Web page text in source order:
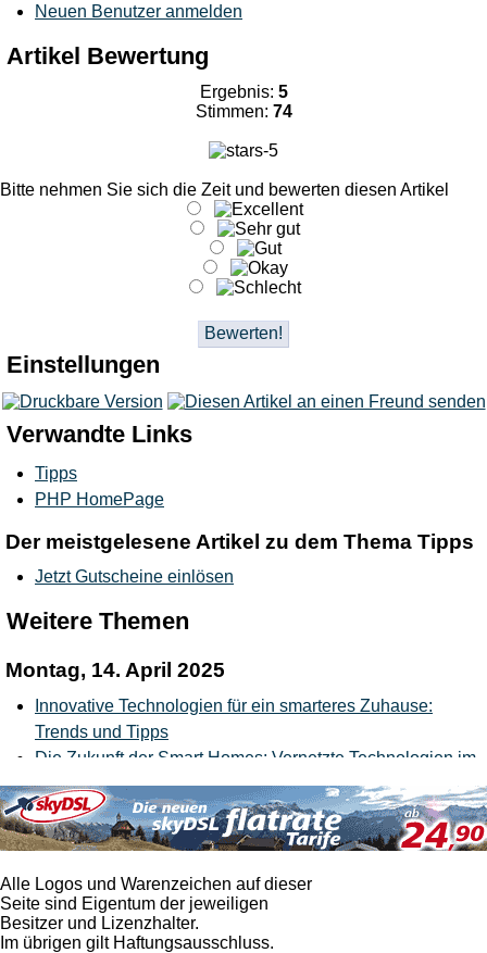
Neuen Benutzer anmelden
Artikel Bewertung
Ergebnis: 5
Stimmen: 74
Bitte nehmen Sie sich die Zeit und bewerten diesen Artikel
Einstellungen
Verwandte Links
Tipps
PHP HomePage
Der meistgelesene Artikel zu dem Thema Tipps
Jetzt Gutscheine einlösen
Weitere Themen
Montag, 14. April 2025
Innovative Technologien für ein smarteres Zuhause:
Trends und Tipps
Die Zukunft der Smart Homes: Vernetzte Technologien im
Alltag
Zukünftiges Wohnen: Wegweisende Designkonzepte für
urbane Lebenswelten
Montag, 10. März 2025
Die neuesten Trends in der smarten Haustechnik
Alle Logos und Warenzeichen auf dieser
Seite sind Eigentum der jeweiligen
Besitzer und Lizenzhalter.
Im übrigen gilt Haftungsausschluss.